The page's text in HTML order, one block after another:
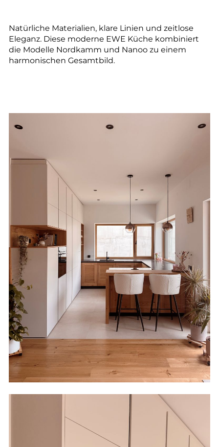
Natürliche Materialien, klare Linien und zeitlose
Eleganz. Diese moderne EWE Küche kombiniert
die Modelle Nordkamm und Nanoo zu einem
harmonischen Gesamtbild.